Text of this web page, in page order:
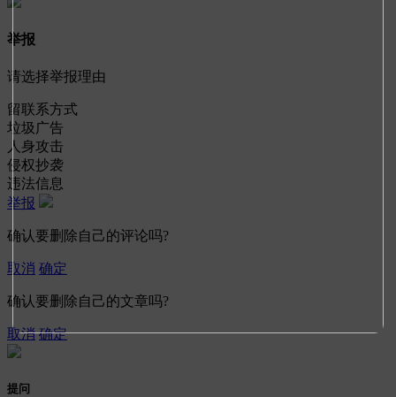
举报
请选择举报理由
留联系方式
垃圾广告
人身攻击
侵权抄袭
违法信息
举报
确认要删除自己的评论吗?
取消 确定
确认要删除自己的文章吗?
取消 确定
提问